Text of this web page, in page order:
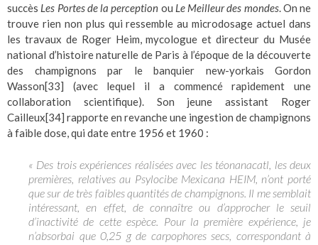
succès Les Portes de la perception ou Le Meilleur des mondes. On ne
trouve rien non plus qui ressemble au microdosage actuel dans
les travaux de Roger Heim, mycologue et directeur du Musée
national d’histoire naturelle de Paris à l’époque de la découverte
des champignons par le banquier new-yorkais Gordon
Wasson[33] (avec lequel il a commencé rapidement une
collaboration scientifique). Son jeune assistant Roger
Cailleux[34] rapporte en revanche une ingestion de champignons
à faible dose, qui date entre 1956 et 1960 :
« Des trois expériences réalisées avec les téonanacatl, les deux
premières, relatives au Psylocibe Mexicana HEIM, n’ont porté
que sur de très faibles quantités de champignons. Il me semblait
intéressant, en effet, de connaître ou d’approcher le seuil
d’inactivité de cette espèce. Pour la première expérience, je
n’absorbai que 0,25 g de carpophores secs, correspondant à